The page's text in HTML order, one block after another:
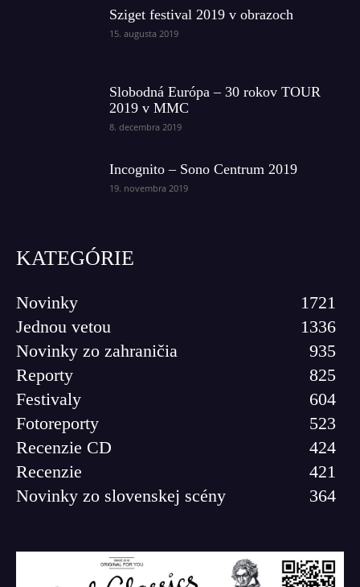
Sziget festival 2019 v obrazoch
15. augusta 2019
Slobodná Európa – 30 rokov TOUR
2019 v MMC
8. decembra 2019
Incognito – Sono Centrum 2019
19. novembra 2019
KATEGÓRIE
Novinky
1721
Jednou vetou
1336
Novinky zo zahraničia
935
Reporty
825
Festivaly
604
Fotoreporty
523
Recenzie CD
424
Recenzie
421
Novinky zo slovenskej scény
364